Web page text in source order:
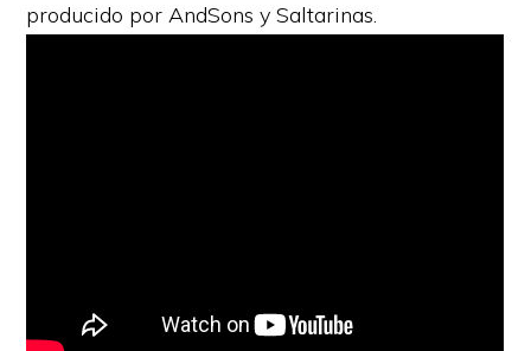
producido por AndSons y Saltarinas.